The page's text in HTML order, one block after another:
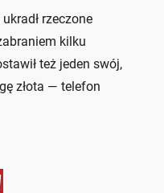
rzeczone
kilku
też jeden swój,
złota — telefon